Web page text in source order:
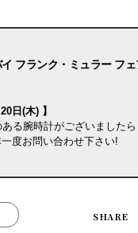
フランク・ミュラー フェ
日(木) 】
る腕時計がございましたら
度お問い合わせ下さい!
SHARE